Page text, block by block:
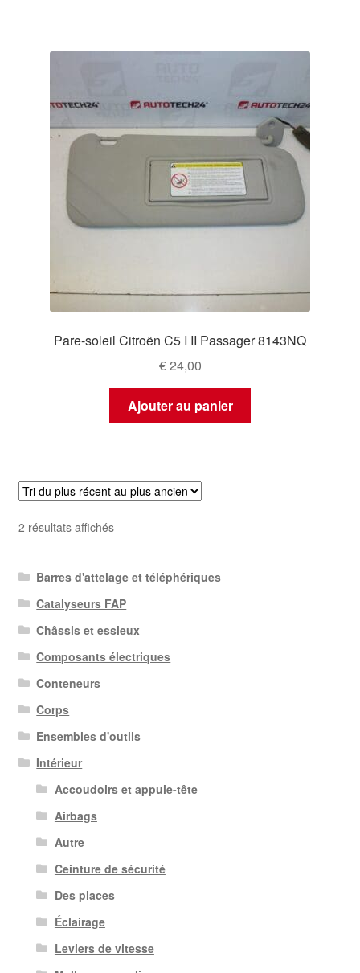
Pare-soleil Citroën C5 I II Passager 8143NQ
€24,00
Ajouter au panier
2 résultats affichésTrié
récent
au
plus
ancien
Barres d'attelage et téléphériques
Catalyseurs FAP
Châssis et essieux
Composants électriques
Conteneurs
Corps
Ensembles d'outils
Intérieur
Accoudoirs et appuie-tête
Airbags
Autre
Ceinture de sécurité
Des places
Éclairage
Leviers de vitesse